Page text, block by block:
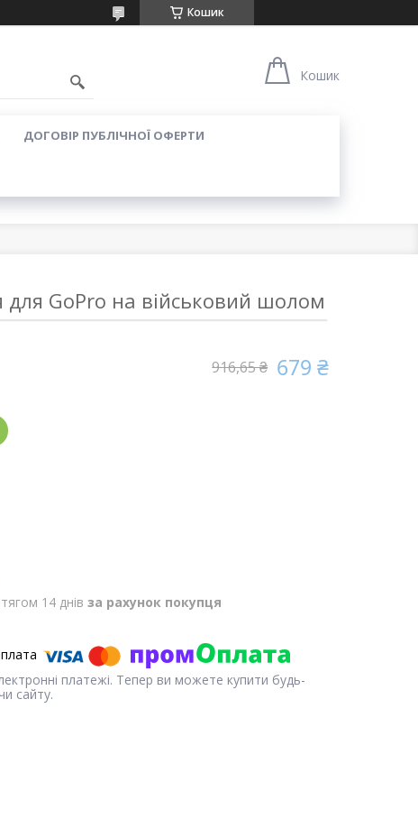
Кошик
Кошик
ДОГОВІР ПУБЛІЧНОЇ ОФЕРТИ
для GoPro на військовий шолом
916,65 ₴ 679 ₴
14 днів за рахунок покупця
платежі. Тепер ви можете купити будь-
сайту.